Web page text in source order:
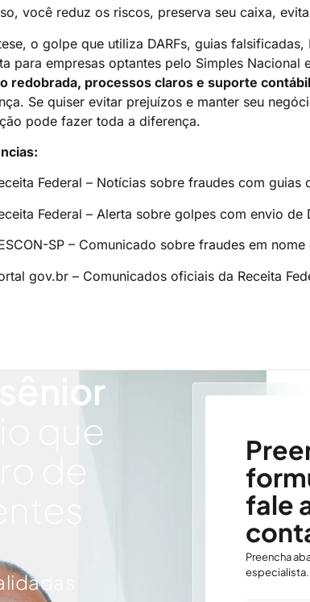
você reduz os riscos, preserva seu caixa,
o golpe que utiliza DARFs, guias
para empresas optantes pelo Simples
redobrada, processos claros e suporte
Se quiser evitar prejuízos e manter seu
pode fazer toda a diferença.
Federal – Notícias sobre fraudes com guias
Federal – Alerta sobre golpes com envio de
SP – Comunicado sobre fraudes em
gov.br – Comunicados oficiais da Receita
sênior
que
de
fale
Preencha
especialista.